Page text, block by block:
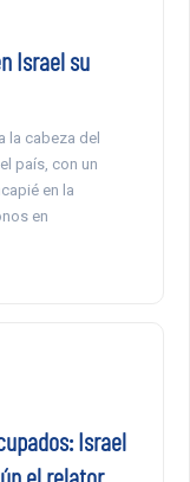
Israel su
la cabeza del
país, con un
en la
en
Israel